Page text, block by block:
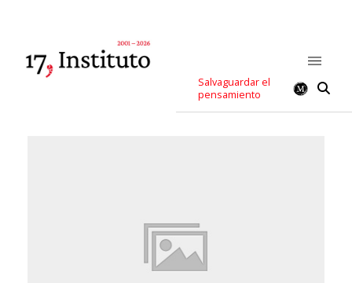
Salvaguardar el
pensamiento